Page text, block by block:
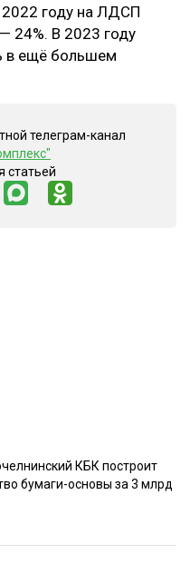
2022 году на ЛДСП
24%. В 2023 году
в ещё большем
телеграм-канал
статьей
КБК построит
бумаги-основы за 3 млрд